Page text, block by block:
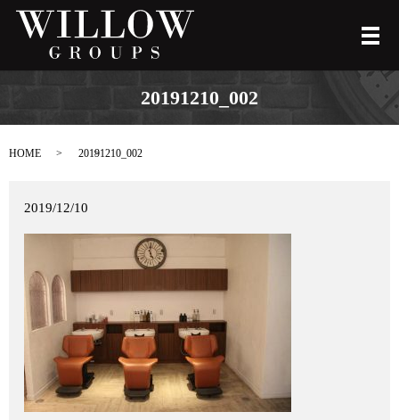
メ
20191210_002
HOME 20191210_002
2019/12/10